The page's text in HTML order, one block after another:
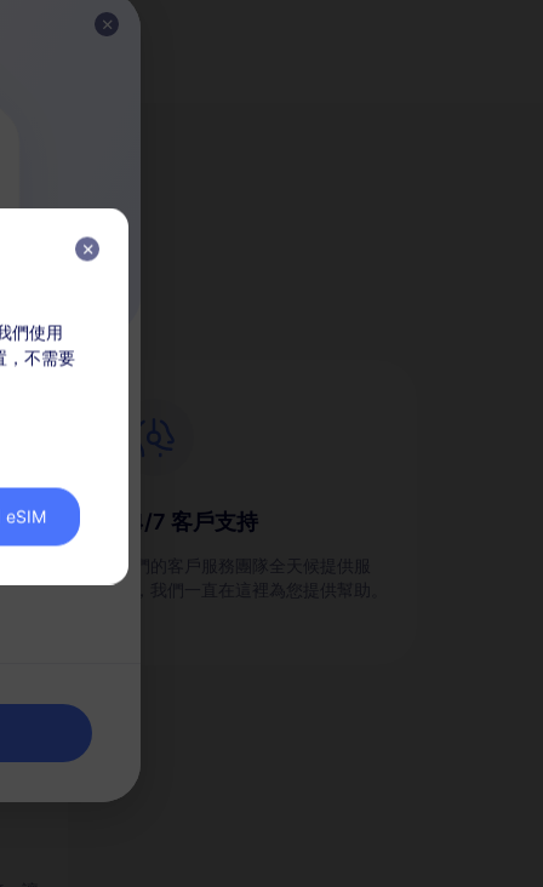
24/7 客戶支持
我們的客戶服務團隊全天候提供服
務，我們一直在這裡為您提供幫助。
們使用
，不需要
eSIM